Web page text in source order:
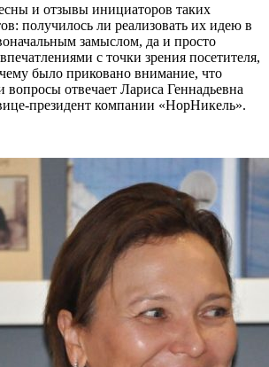
и отзывы инициаторов таких
получилось ли реализовать их идею в
замыслом, да и просто
с точки зрения посетителя,
было приковано внимание, что
вопросы отвечает Лариса Геннадьевна
президент компании «НорНикель».